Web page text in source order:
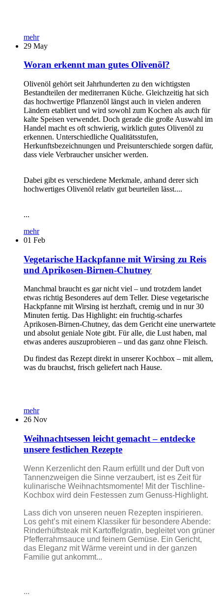
mehr
29 May
Woran erkennt man gutes Olivenöl?
Olivenöl gehört seit Jahrhunderten zu den wichtigsten
Bestandteilen der mediterranen Küche. Gleichzeitig hat sich
das hochwertige Pflanzenöl längst auch in vielen anderen
Ländern etabliert und wird sowohl zum Kochen als auch für
kalte Speisen verwendet. Doch gerade die große Auswahl im
Handel macht es oft schwierig, wirklich gutes Olivenöl zu
erkennen. Unterschiedliche Qualitätsstufen,
Herkunftsbezeichnungen und Preisunterschiede sorgen dafür,
dass viele Verbraucher unsicher werden.
Dabei gibt es verschiedene Merkmale, anhand derer sich
hochwertiges Olivenöl relativ gut beurteilen lässt....
...
mehr
01 Feb
Vegetarische Hackpfanne mit Wirsing zu Reis
und Aprikosen-Birnen-Chutney
Manchmal braucht es gar nicht viel – und trotzdem landet
etwas richtig Besonderes auf dem Teller. Diese vegetarische
Hackpfanne mit Wirsing ist herzhaft, cremig und in nur 30
Minuten fertig. Das Highlight: ein fruchtig-scharfes
Aprikosen-Birnen-Chutney, das dem Gericht eine unerwartete
und absolut geniale Note gibt. Für alle, die Lust haben, mal
etwas anderes auszuprobieren – und das ganz ohne Fleisch.
Du findest das Rezept direkt in unserer Kochbox – mit allem,
was du brauchst, frisch geliefert nach Hause.
mehr
26 Nov
Weihnachtsessen leicht gemacht – entdecke
unsere festlichen Rezepte
Wenn Kerzenlicht den Raum erfüllt und der Duft von
Tannenzweigen die Sinne verzaubert, ist es Zeit für
kulinarische Weihnachtsmomente! Mit der Tischline-
Kochbox wird dein Festessen zum Genuss-Highlight.
Lass dich von unseren neuen Rezepten inspirieren.
Los geht’s mit einem Klassiker für besondere Abende:
Rinderhüftsteak mit Kartoffelgratin, begleitet von grüner
Pfefferrahmsauce und feinem Gemüse. Ein Gericht,
das Eleganz mit Wärme vereint und in der ganzen
Familie gut ankommt...
...